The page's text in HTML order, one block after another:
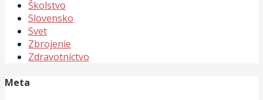
Školstvo
Slovensko
Svet
Zbrojenie
Zdravotníctvo
Meta